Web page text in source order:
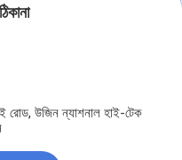
রোড, উজিন ন্যাশনাল হাই-টেক